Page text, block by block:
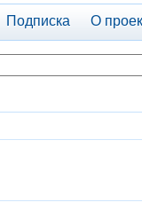
Подписка О